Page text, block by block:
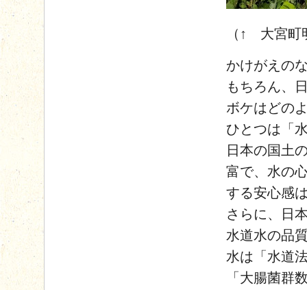
（↑ 大宮町
かけがえの
もちろん、
ボケはどの
ひとつは「
日本の国土
富で、水の
する安心感
さらに、日
水道水の品
水は「水道
「大腸菌群